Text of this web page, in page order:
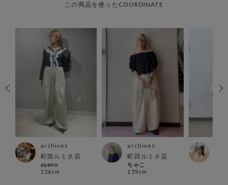
この商品を使ったCOORDINATE
archives
町田ルミネ店
ayano
156cm
archives
町田ルミネ店
ちゃこ
159cm